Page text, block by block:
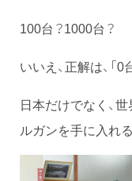
100台？1000台？
いいえ、正解は、「0
日本だけでなく、
ルガンを手に入れ